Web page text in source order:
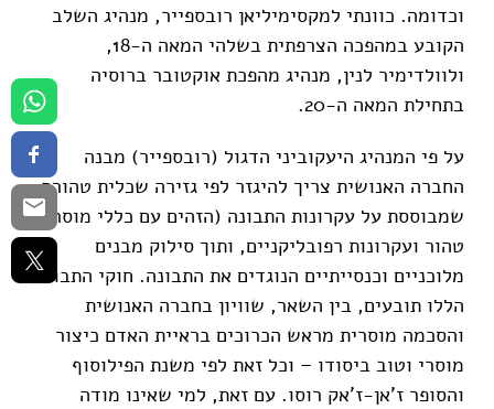
וכדומה. כוונתי למקסימיליאן רובספייר, מנהיג השלב
הקובע במהפכה הצרפתית בשלהי המאה ה-18,
ולוולדימיר לנין, מנהיג מהפכת אוקטובר ברוסיה
בתחילת המאה ה-20.
על פי המנהיג היעקוביני הדגול (רובספייר) מבנה
החברה האנושית צריך להיגזר לפי גזירה שכלית טהורה,
שמבוססת על עקרונות התבונה (הזהים עם כללי מוסר
טהור ועקרונות רפובליקניים, ותוך סילוק מבנים
מלוכניים וכנסייתיים הנוגדים את התבונה. חוקי התבונה
הללו תובעים, בין השאר, שוויון בחברה האנושית
והסכמה מוסרית מראש הכרוכים בראיית האדם כיצור
מוסרי וטוב ביסודו – וכל זאת לפי משנת הפילוסוף
והסופר ז'אן-ז'אק רוסו. עם זאת, למי שאינו מודה